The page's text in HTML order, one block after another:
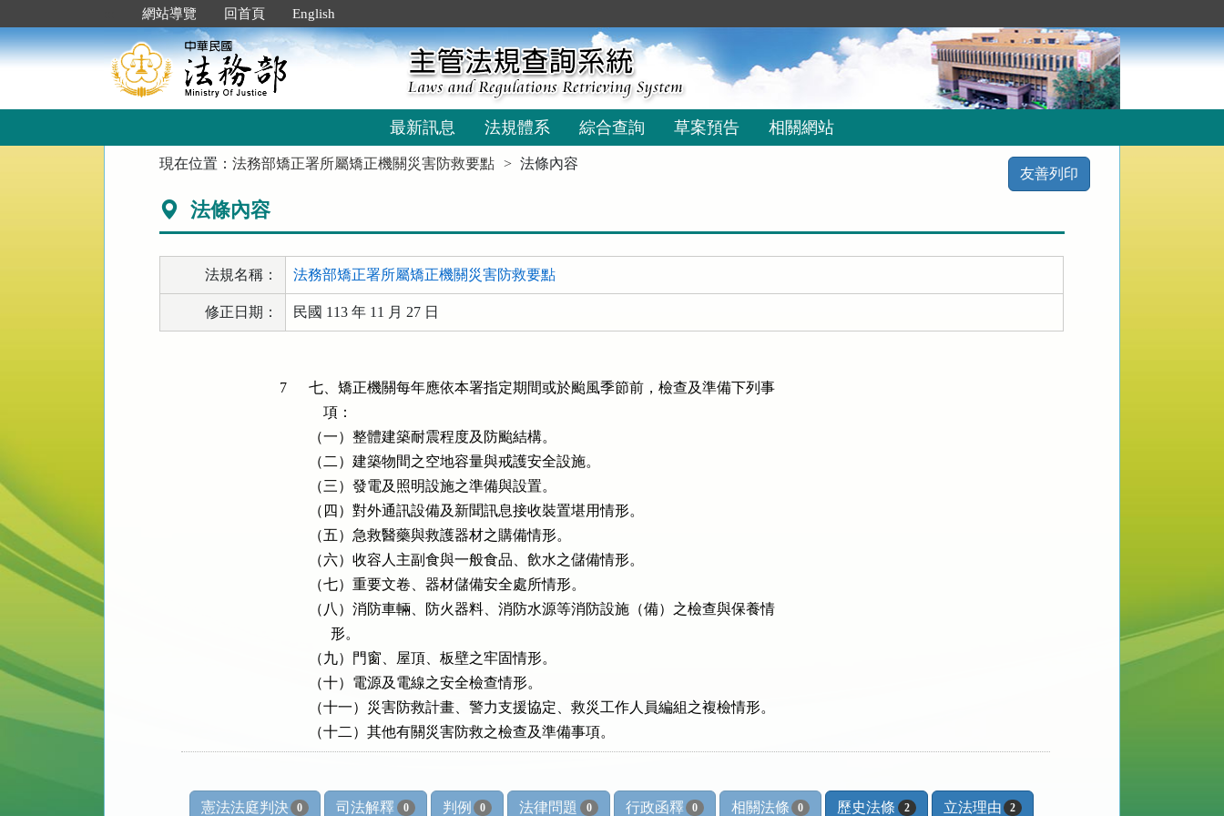
到
主
要
網站導覽 回首頁 English
最新訊息 法規體系 綜合查詢 草案預告 相關網站
現在位置：法務部矯正署所屬矯正機關災害防救要點 法條內容
友善列印
法條內容
法規名稱： 法務部矯正署所屬矯正機關災害防救要點
修正日期： 民國 113 年 11 月 27 日
7
七、矯正機關每年應依本署指定期間或於颱風季節前，檢查及準備下列事
    項：
（一）整體建築耐震程度及防颱結構。
（二）建築物間之空地容量與戒護安全設施。
（三）發電及照明設施之準備與設置。
（四）對外通訊設備及新聞訊息接收裝置堪用情形。
（五）急救醫藥與救護器材之購備情形。
（六）收容人主副食與一般食品、飲水之儲備情形。
（七）重要文卷、器材儲備安全處所情形。
（八）消防車輛、防火器料、消防水源等消防設施（備）之檢查與保養情
      形。
（九）門窗、屋頂、板壁之牢固情形。
（十）電源及電線之安全檢查情形。
（十一）災害防救計畫、警力支援協定、救災工作人員編組之複檢情形。
（十二）其他有關災害防救之檢查及準備事項。
憲法法庭判決 0 司法解釋 0 判例 0 法律問題 0 行政函釋 0 相關法條 0 歷史法條 2 立法理由 2